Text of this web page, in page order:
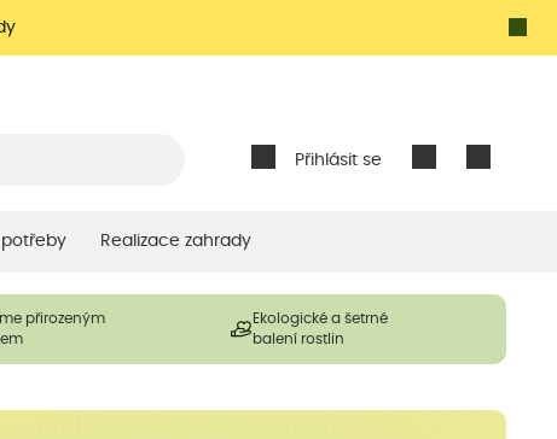
Přihlásit se
Realizace zahrady
přirozeným
Ekologické a šetrné
balení rostlin